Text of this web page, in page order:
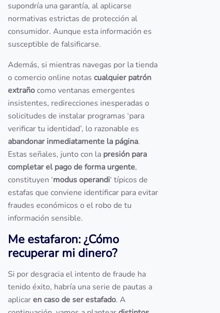
supondría una garantía, al aplicarse
normativas estrictas de protección al
consumidor. Aunque esta información es
susceptible de falsificarse.
Además, si mientras navegas por la tienda
o comercio online notas cualquier patrón
extrañocomo ventanas emergentes
insistentes, redirecciones inesperadas o
solicitudes de instalar programas ‘para
verificar tu identidad’, lo razonable es
abandonar inmediatamente la página.
Estas señales, junto con la presión para
completar el pago de forma urgente,
constituyen ‘modus operandi‘ típicos de
estafas que conviene identificar para evitar
fraudes económicos o el robo de tu
información sensible.
Me estafaron: ¿Cómo
recuperar mi dinero?
Si por desgracia el intento de fraude ha
tenido éxito, habría una serie de pautas a
aplicaren caso de ser estafado. A